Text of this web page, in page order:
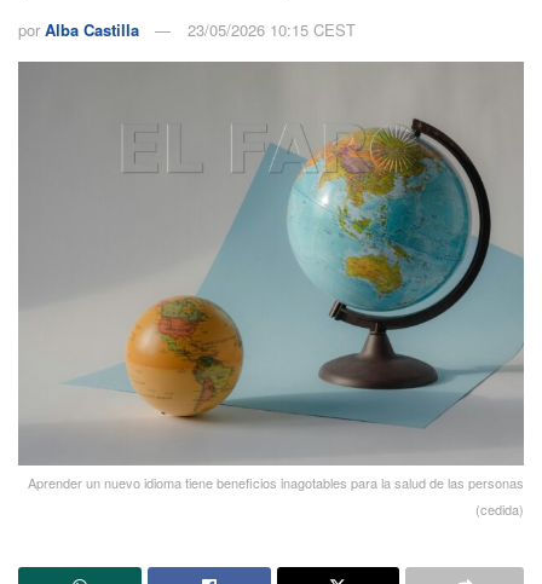
por Alba Castilla 23/05/2026 10:15 CEST
Aprender un nuevo idioma tiene beneficios inagotables para la salud de las personas
(cedida)